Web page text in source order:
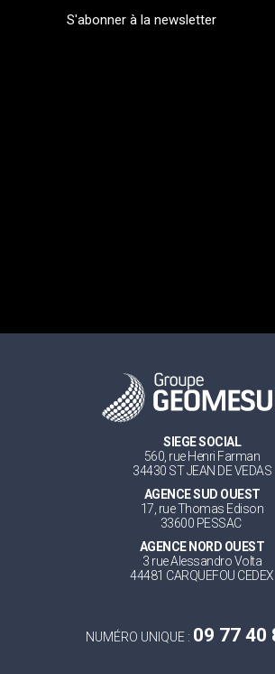
S'abonner à la newsletter
SIEGE SOCIAL
560, rue Henri Farman
34430 ST JEAN DE VEDAS
AGENCE SUD OUEST
17, rue Thomas Edison
33600 PESSAC
AGENCE NORD OUEST
3 rue Alessandro Volta
44481 CARQUEFOU CEDEX
NUMÉRO UNIQUE : 09 77 40